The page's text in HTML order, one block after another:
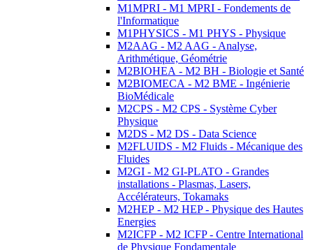
M1MPRI - M1 MPRI - Fondements de
l'Informatique
M1PHYSICS - M1 PHYS - Physique
M2AAG - M2 AAG - Analyse,
Arithmétique, Géométrie
M2BIOHEA - M2 BH - Biologie et Santé
M2BIOMECA - M2 BME - Ingénierie
BioMédicale
M2CPS - M2 CPS - Système Cyber
Physique
M2DS - M2 DS - Data Science
M2FLUIDS - M2 Fluids - Mécanique des
Fluides
M2GI - M2 GI-PLATO - Grandes
installations - Plasmas, Lasers,
Accélérateurs, Tokamaks
M2HEP - M2 HEP - Physique des Hautes
Energies
M2ICFP - M2 ICFP - Centre International
de Physique Fondamentale